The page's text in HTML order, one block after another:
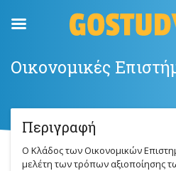
content
Οικονομικές
Περιγραφή
Ο Κλάδος των Οικονομικών
μελέτη των τρόπων αξιοποίησης